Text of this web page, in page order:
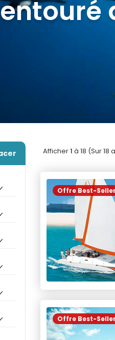
Afficher1 à 18 (Sur 18
Offre Best-Seller
Offre Best-Seller